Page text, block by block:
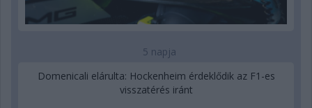
5 napja
Domenicali elárulta: Hockenheim érdeklődik az F1-es
visszatérés iránt